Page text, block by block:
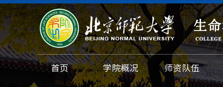
首页 学院概况 师资队伍